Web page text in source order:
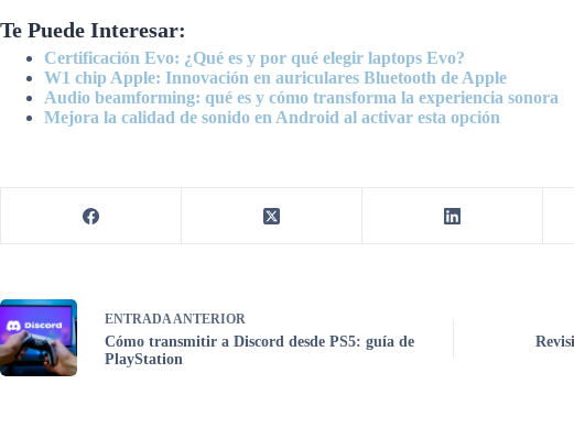
Te Puede Interesar:
Certificación Evo: ¿Qué es y por qué elegir laptops Evo?
W1 chip Apple: Innovación en auriculares Bluetooth de Apple
Audio beamforming: qué es y cómo transforma la experiencia sonora
Mejora la calidad de sonido en Android al activar esta opción
ENTRADAANTERIOR
Cómo transmitir a Discord desde PS5: guía de
PlayStation